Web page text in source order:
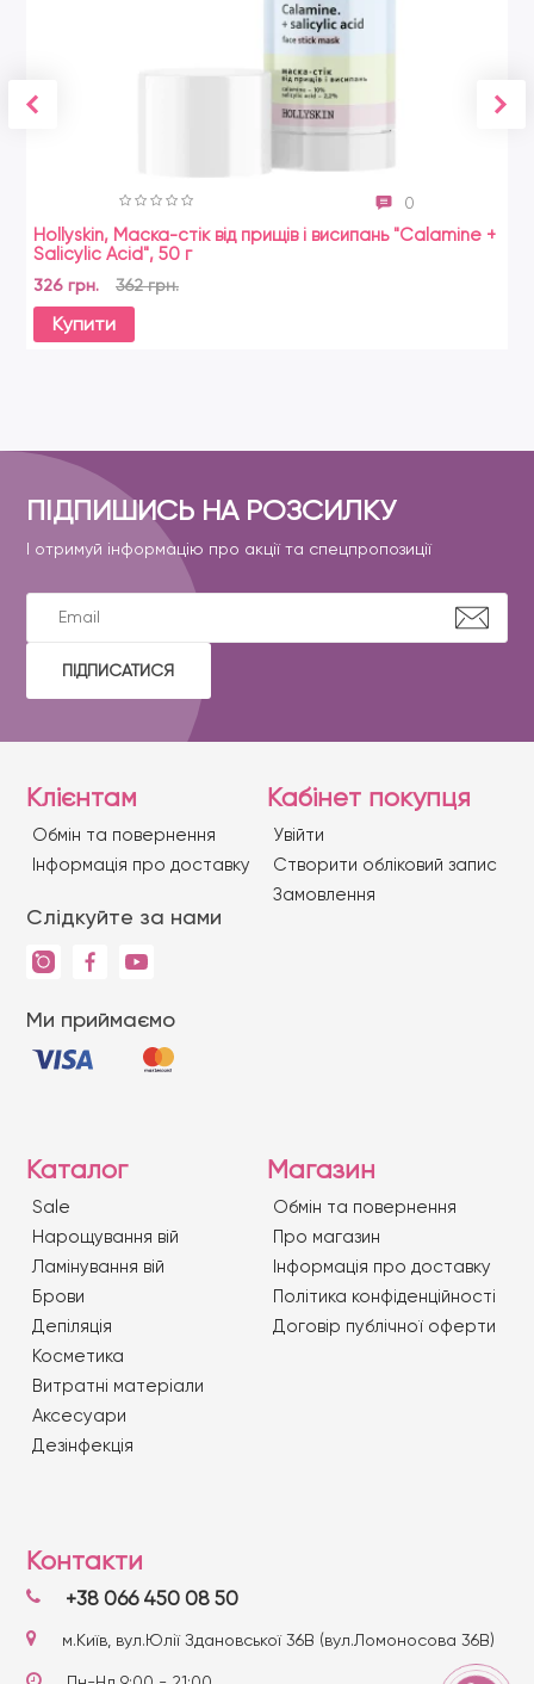
0
Hollyskin, Маска-стік від прищів і висипань "Calamine +
Salicylic Acid", 50 г
326 грн. 362 грн.
Купити
ПІДПИШИСЬ НА РОЗСИЛКУ
І отримуй інформацію про акції та спецпропозиції
ПІДПИСАТИСЯ
Клієнтам
Обмін та повернення
Iнформація про доставку
Слідкуйте за нами
Ми приймаємо
Кабінет покупця
Увійти
Створити обліковий запис
Замовлення
Каталог
Sale
Нарощування вій
Ламінування вій
Брови
Депіляція
Косметика
Витратні матеріали
Аксесуари
Дезінфекція
Магазин
Обмін та повернення
Про магазин
Iнформація про доставку
Політика конфіденційності
Договір публічної оферти
Контакти
+38 066 450 08 50
м.Київ, вул.Юлії Здановської 36В (вул.Ломоносова 36В)